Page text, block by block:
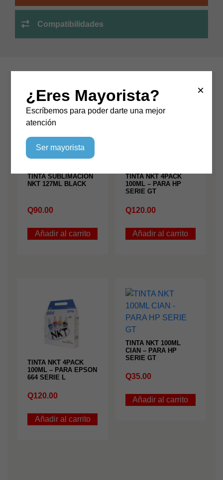
Compatibilidades
Productos relacionados
TINTA SUBLIMACION
NKT 127ML BLACK
Q90.00
Añadir al carrito
TINTA NKT 4PACK
100ML – PARA HP
SERIE GT
Q120.00
Añadir al carrito
TINTA NKT 4PACK
100ML – PARA EPSON
664 SERIE L
Q120.00
Añadir al carrito
TINTA NKT 100ML
CIAN – PARA HP
SERIE GT
Q35.00
Añadir al carrito
×
¿Eres Mayorista?
Escríbemos para poder darte una mejor
atención
Ser mayorista